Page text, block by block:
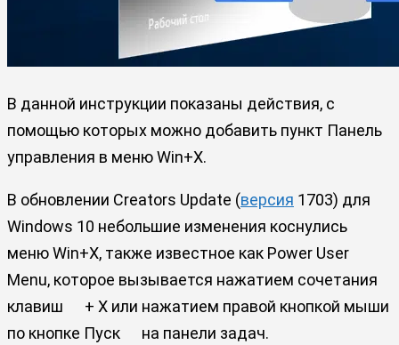
В данной инструкции показаны действия, с
помощью которых можно добавить пункт Панель
управления в меню Win+X.
В обновлении Creators Update (версия 1703) для
Windows 10 небольшие изменения коснулись
меню Win+X, также известное как Power User
Menu, которое вызывается нажатием сочетания
клавиш
+ X или нажатием правой кнопкой мыши
по кнопке Пуск
на панели задач.